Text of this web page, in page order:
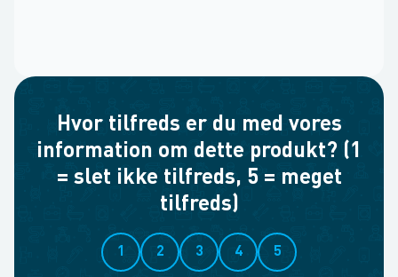
Hvor tilfreds er du med vores
information om dette produkt? (1
= slet ikke tilfreds, 5 = meget
tilfreds)
1 2 3 4 5